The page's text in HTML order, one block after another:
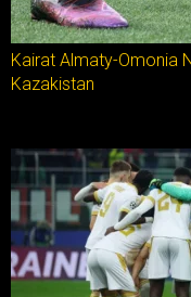
Kairat Almaty-Omonia
Kazakistan